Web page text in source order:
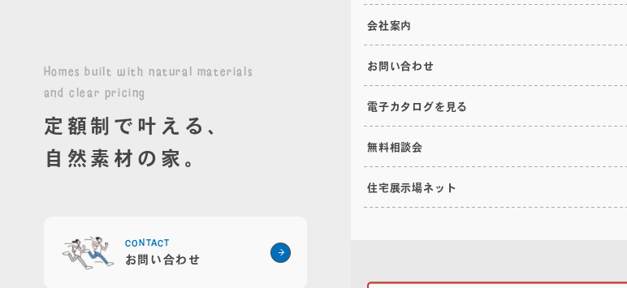
Homes built with natural materials
and clear pricing
定額制で叶える、
自然素材の家。
CONTACT
お問い合わせ
会社案内
お問い合わせ
電子カタログを見る
無料相談会
住宅展示場ネット